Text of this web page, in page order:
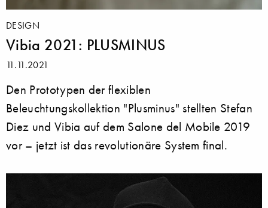
DESIGN
Vibia 2021: PLUSMINUS
11.11.2021
Den Prototypen der flexiblen
Beleuchtungskollektion "Plusminus" stellten Stefan
Diez und Vibia auf dem Salone del Mobile 2019
vor – jetzt ist das revolutionäre System final.